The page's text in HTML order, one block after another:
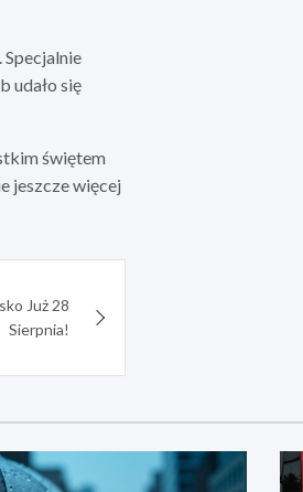
udało się
świętem
jeszcze więcej
Już 28
Sierpnia!